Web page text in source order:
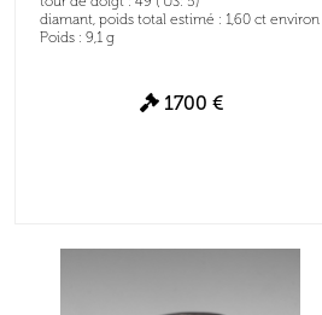
diamant, poids total estimé : 1,60 ct environ
Poids : 9,1 g
1700 €